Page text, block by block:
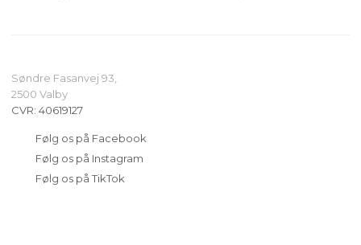
Søndre Fasanvej 93,
​2500 Valby
CVR​: 40619127
​Følg os på Facebook
​Følg os på Instagram
​Følg os på TikTok